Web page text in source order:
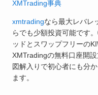
XMTrading事典
xmtradingなら最大レバレ
らでも少額投資可能です
ッドとスワップフリーの
XMTradingの無料口座開
図解入りで初心者にも分
ます。